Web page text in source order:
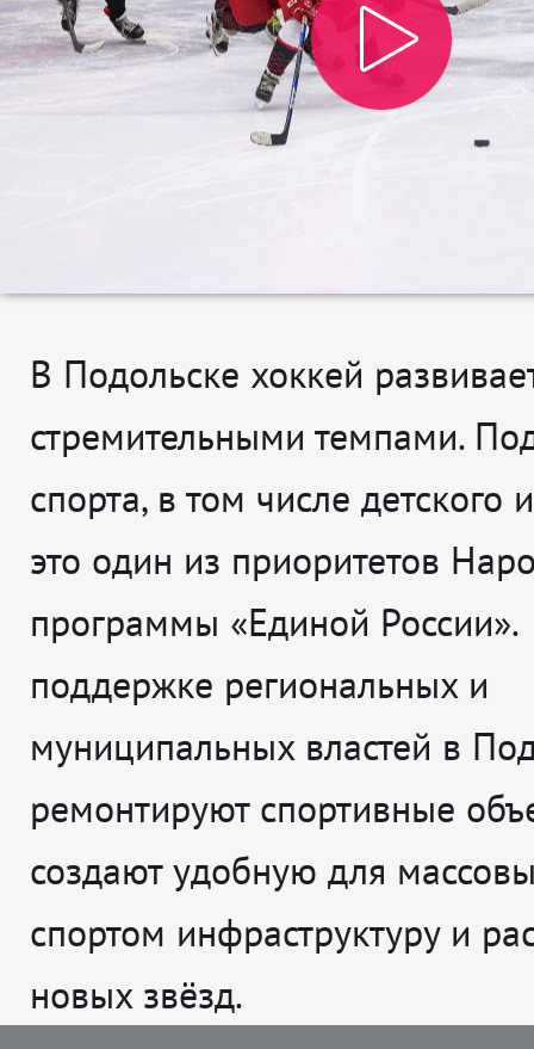
В Подольске хоккей
стремительными темпами.
спорта, в том числе детского
это один из приоритетов
программы «Единой России».
поддержке региональных и
муниципальных властей в
ремонтируют спортивные
создают удобную для
спортом инфраструктуру и
новых звёзд.